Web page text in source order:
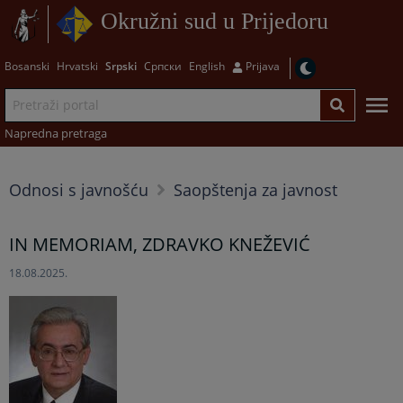
Okružni sud u Prijedoru
Bosanski Hrvatski Srpski Српски English Prijava
Napredna pretraga
Odnosi s javnošću Saopštenja za javnost
IN MEMORIAM, ZDRAVKO KNEŽEVIĆ
18.08.2025.